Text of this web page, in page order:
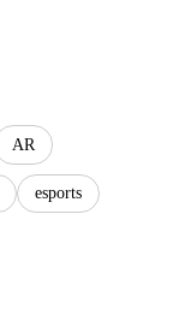
AR
esports